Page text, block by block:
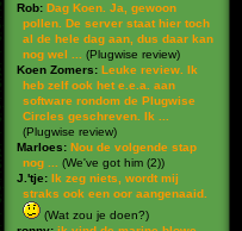
Rob: Dag Koen. Ja, gewoon
pollen. De server staat hier toch
al de hele dag aan, dus daar kan
nog wel ...
(Plugwise review)
Koen Zomers: Leuke review. Ik
heb zelf ook het e.e.a. aan
software rondom de Plugwise
Circles geschreven. Ik ...
(Plugwise review)
Marloes: Nou de volgende stap
nog ...
(We've got him (2))
J.'tje: Ik zeg niets, wordt mij
straks ook een oor aangenaaid.
(Wat zou je doen?)